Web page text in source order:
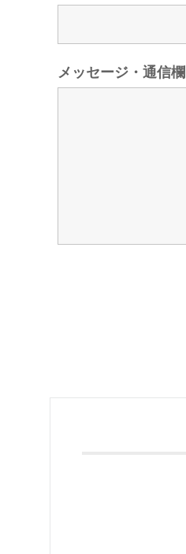
メッセージ・通信欄